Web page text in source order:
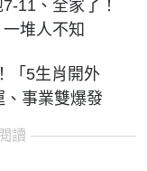
11、全家了！
堆人不知
「5生肖開外
事業雙爆發
讀